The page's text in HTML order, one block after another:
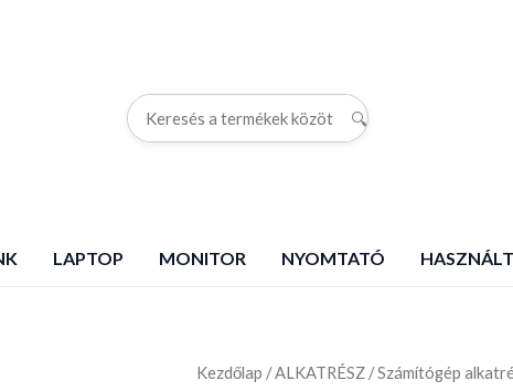
🔍
LAPTOP MONITOR NYOMTATÓ
Kezdőlap /ALKATRÉSZ/Számítógép
THERMALTAKE